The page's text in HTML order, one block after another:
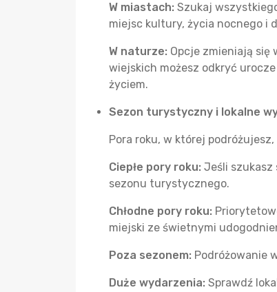
W miastach: Szukaj
miejsc kultury, życia nocnego i
W naturze: Opcje zmieniają się
wiejskich możesz odkryć
życiem.
Sezon turystyczny i lokalne
Pora roku, w której
Ciepłe pory roku: Jeśli szukasz
sezonu turystycznego.
Chłodne pory roku:
miejski ze świetnymi
Poza sezonem: Podróżowanie
Duże wydarzenia: Sprawdź